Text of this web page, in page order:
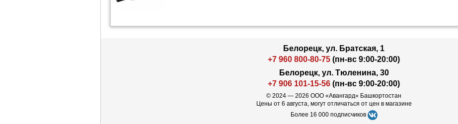
Белорецк, ул. Братская, 1
+7 960 800-80-75 (пн-вс 9:00-20:00)
Белорецк, ул. Тюленина, 30
+7 906 101-15-56 (пн-вс 9:00-20:00)
© 2024 — 2026 ООО «Авангард» Башкортостан
Цены от 6 августа, могут отличаться от цен в магазине
Более 16 000 подписчиков